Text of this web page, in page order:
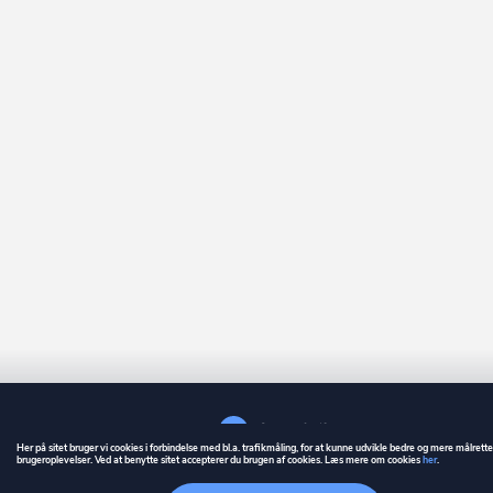
GUIDE BETINGELSER
Her på sitet bruger vi cookies i forbindelse med bl.a. trafikmåling, for at kunne udvikle bedre og mere
brugeroplevelser. Ved at benytte sitet accepterer du brugen af cookies. Læs mere om cookiesher.